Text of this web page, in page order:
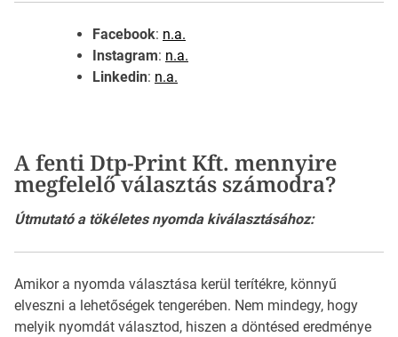
Facebook: n.a.
Instagram: n.a.
Linkedin: n.a.
A fenti Dtp-Print Kft. mennyire
megfelelő választás számodra?
Útmutató a tökéletes nyomda kiválasztásához:
Amikor a nyomda választása kerül terítékre, könnyű
elveszni a lehetőségek tengerében. Nem mindegy, hogy
melyik nyomdát választod, hiszen a döntésed eredménye